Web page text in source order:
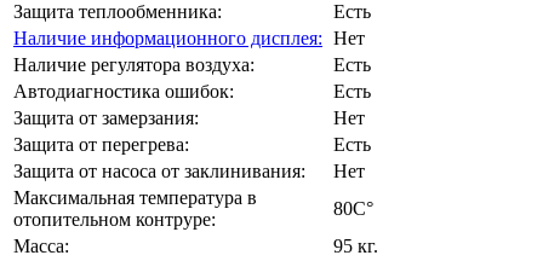
Защита теплообменника:
Есть
Наличие информационного дисплея: Нет
Наличие регулятора воздуха:
Есть
Автодиагностика ошибок:
Есть
Защита от замерзания:
Нет
Защита от перегрева:
Есть
Защита от насоса от заклинивания:
Нет
Максимальная температура в
отопительном контруре:
80C°
Масса:
95 кг.